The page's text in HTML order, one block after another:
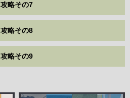
攻略その7
攻略その8
攻略その9